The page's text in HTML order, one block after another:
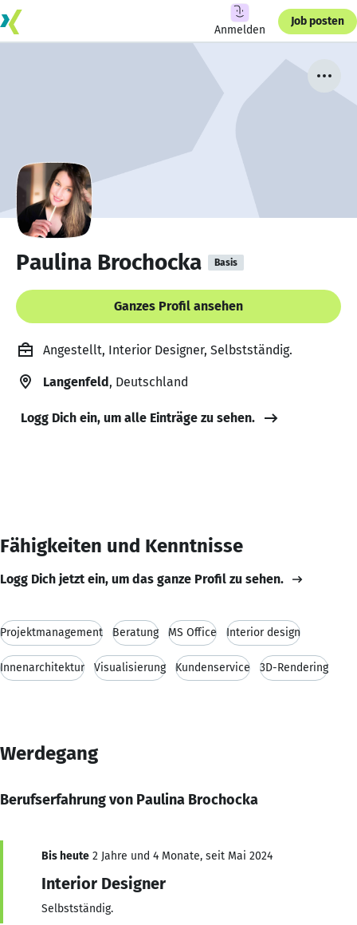
Anmelden
Job posten
Paulina Brochocka Basis
Ganzes Profil ansehen
Angestellt, Interior Designer, Selbstständig.
Langenfeld, Deutschland
Logg Dich ein, um alle Einträge zu sehen.
Fähigkeiten und Kenntnisse
Logg Dich jetzt ein, um das ganze Profil zu sehen.
Projektmanagement Beratung MS Office Interior design
Innenarchitektur Visualisierung Kundenservice 3D-Rendering
Werdegang
Berufserfahrung von Paulina Brochocka
Bis heute 2 Jahre und 4 Monate, seit Mai 2024
Interior Designer
Selbstständig.